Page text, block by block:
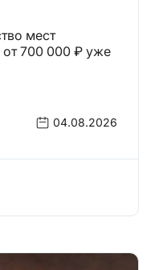
04.08.2026